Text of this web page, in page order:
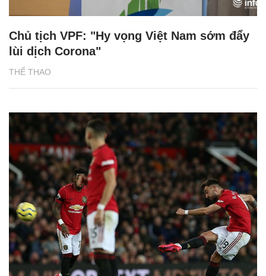
THỂ THAO
Chủ tịch VPF: "Hy vọng Việt Nam sớm đẩy
lùi dịch Corona"